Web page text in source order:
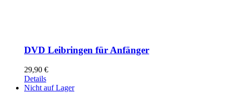
DVD Leibringen für Anfänger
29,90 €
Details
Nicht auf Lager